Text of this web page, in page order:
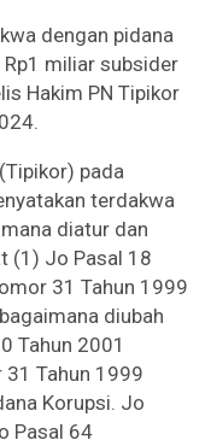
dengan pidana
miliar subsider
Hakim PN Tipikor
pada
terdakwa
diatur dan
(1) Jo Pasal 18
31 Tahun 1999
diubah
Tahun 2001
31 Tahun 1999
Korupsi. Jo
Pasal 64